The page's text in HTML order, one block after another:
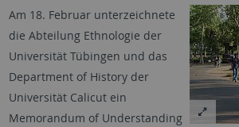
Am 18. Februar unterzeichnete
die Abteilung Ethnologie der
Universität Tübingen und das
Department of History der
Universität Calicut ein
Memorandum of Understanding